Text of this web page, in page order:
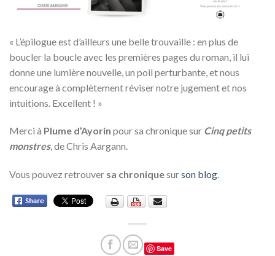
« L’épilogue est d’ailleurs une belle trouvaille : en plus de
boucler la boucle avec les premières pages du roman, il lui
donne une lumière nouvelle, un poil perturbante, et nous
encourage à complètement réviser notre jugement et nos
intuitions. Excellent ! »
Merci à Plume d’Ayorin pour sa chronique sur Cinq petits
monstres, de Chris Aargann.
Vous pouvez retrouver sa chroniquesurson blog.
Save